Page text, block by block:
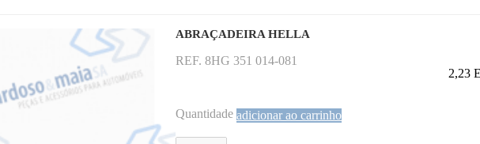
ABRAÇADEIRA HELLA
REF. 8HG 351 014-081
2,23
Quantidade adicionar ao carrinho